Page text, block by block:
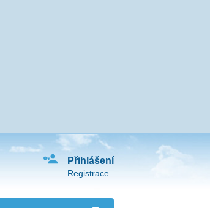
Přihlášení
Registrace